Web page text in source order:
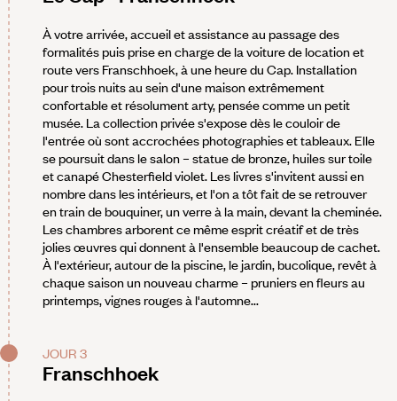
À votre arrivée, accueil et assistance au passage des
formalités puis prise en charge de la voiture de location et
route vers Franschhoek, à une heure du Cap. Installation
pour trois nuits au sein d'une maison extrêmement
confortable et résolument arty, pensée comme un petit
musée. La collection privée s'expose dès le couloir de
l'entrée où sont accrochées photographies et tableaux. Elle
se poursuit dans le salon – statue de bronze, huiles sur toile
et canapé Chesterfield violet. Les livres s'invitent aussi en
nombre dans les intérieurs, et l'on a tôt fait de se retrouver
en train de bouquiner, un verre à la main, devant la cheminée.
Les chambres arborent ce même esprit créatif et de très
jolies œuvres qui donnent à l'ensemble beaucoup de cachet.
À l'extérieur, autour de la piscine, le jardin, bucolique, revêt à
chaque saison un nouveau charme – pruniers en fleurs au
printemps, vignes rouges à l'automne...
JOUR 3
Franschhoek